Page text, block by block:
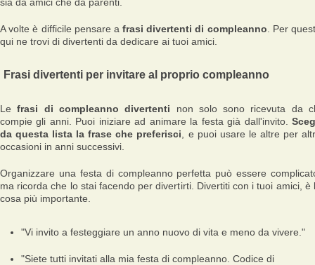
A volte è difficile pensare afrasi divertenti di compleanno . Per
qui ne trovi di divertenti da dedicare ai tuoi amici.
Frasi divertenti per invitare al proprio compleanno
Lefrasi di compleanno divertenti non solo sono ricevuta da
compie gli anni. Puoi iniziare ad animare la festa già dall'invito.
da questa lista la frase che preferisci , e puoi usare le altre per
occasioni in anni successivi.
Organizzare una festa di compleanno perfetta può essere
ma ricorda che lo stai facendo per divertirti. Divertiti con i tuoi amici, è
cosa più importante.
"Vi invito a festeggiare un anno nuovo di vita e meno da vivere."
"Siete tutti invitati alla mia festa di compleanno. Codice di